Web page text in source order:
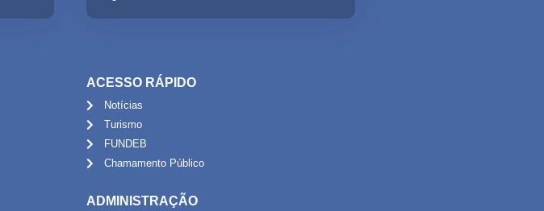
ACESSO RÁPIDO
Notícias
Turismo
FUNDEB
Chamamento Público
ADMINISTRAÇÃO